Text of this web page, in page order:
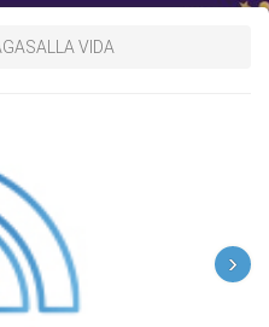
VIDA
›